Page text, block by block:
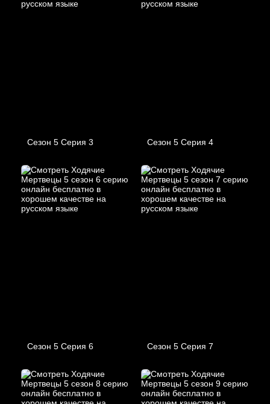
Сезон 5 Серия 3 Сезон 5 Серия 4
Сезон 5 Серия 6 Сезон 5 Серия 7